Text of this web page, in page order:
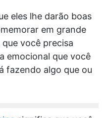
eles lhe darão boas
em grande
você precisa
emocional que você
fazendo algo que ou